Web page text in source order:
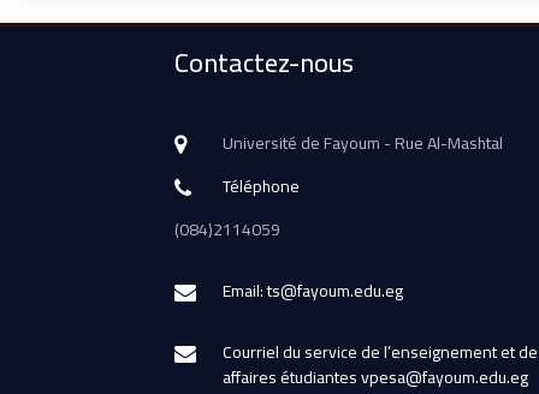
Contactez-nous
Université de Fayoum - Rue Al-Mashtal
Téléphone
(084)2114059
Email: ts@fayoum.edu.eg
Courriel du service de l’enseignement et
affaires étudiantes vpesa@fayoum.edu.eg